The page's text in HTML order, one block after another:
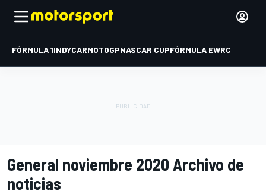
FÓRMULA 1INDYCARMOTOGPNASCAR CUPFÓRMULA EWRC
General noviembre 2020 Archivo de
noticias